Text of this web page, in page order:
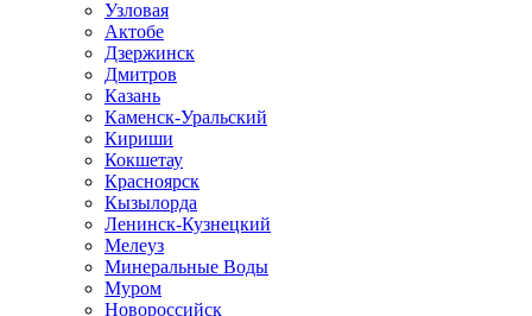
Узловая
Актобе
Дзержинск
Дмитров
Казань
Каменск-Уральский
Кириши
Кокшетау
Красноярск
Кызылорда
Ленинск-Кузнецкий
Мелеуз
Минеральные Воды
Муром
Новороссийск